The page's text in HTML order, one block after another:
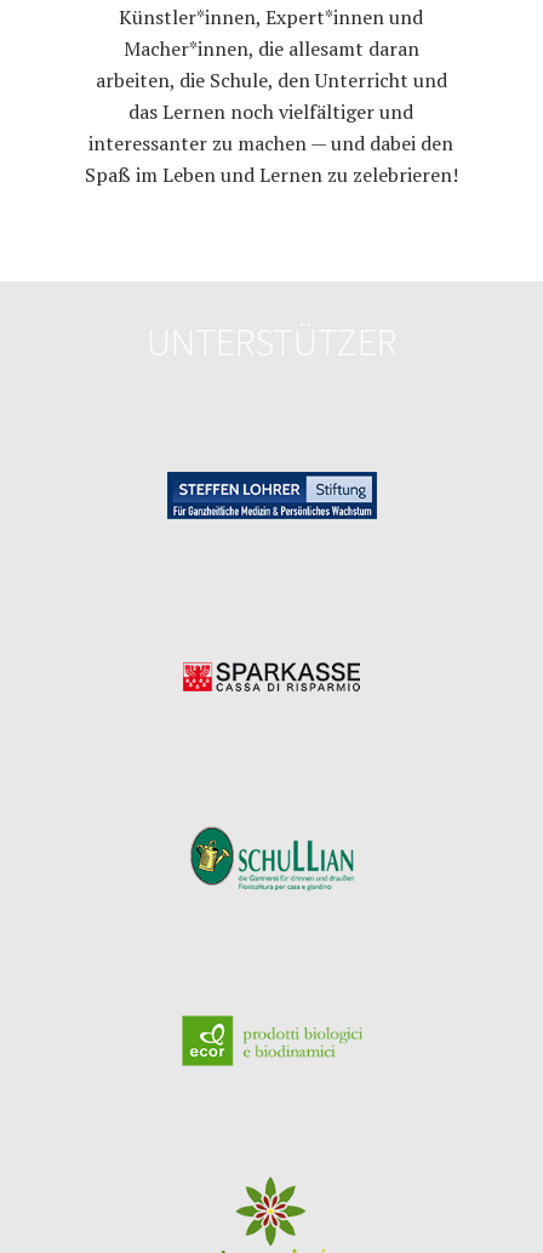
Künstler*innen, Expert*innen und
Macher*innen, die allesamt daran
arbeiten, die Schule, den Unterricht und
das Lernen noch vielfältiger und
interessanter zu machen — und dabei den
Spaß im Leben und Lernen zu zelebrieren!